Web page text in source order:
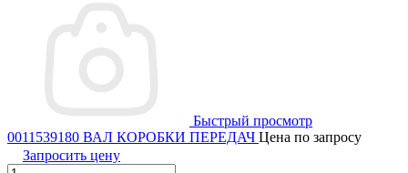
Быстрый просмотр
0011539180 ВАЛ КОРОБКИ ПЕРЕДАЧ Цена по запросу
Запросить цену